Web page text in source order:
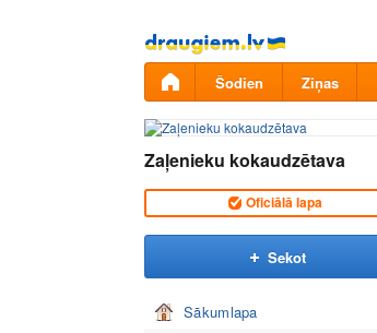
Pāriet
uz
saturu
Šodien Ziņas
Zaļenieku kokaudzētava
Oficiālā lapa
Sekot
Sākumlapa